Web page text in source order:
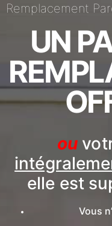
Remplacement
UN
ou
elle est
Vous